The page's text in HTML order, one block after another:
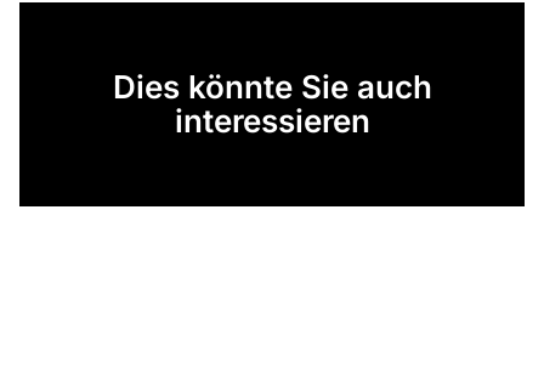
Dies könnte Sie auch
interessieren